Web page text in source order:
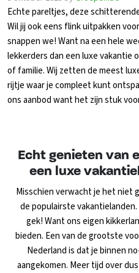
Echte pareltjes, deze
Wil jij ook eens flink uitpakken
snappen we! Want na een hele
lekkerders dan een luxe vakantie
of familie. Wij zetten de meest
rijtje waar je compleet kunt
ons aanbod want het zijn stuk
Echt genieten van
een luxe
Misschien verwacht je het niet
de populairste
gek! Want ons eigen
bieden. Een van de grootste
Nederland is dat je binnen
aangekomen. Meer tijd over